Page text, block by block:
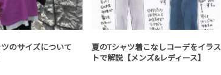
のサイズについて
夏のTシャツ着こなしコーデをイラス
トで解説【メンズ&レディース】